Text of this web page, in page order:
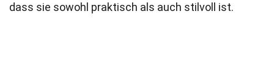
dass sie sowohl praktisch als auch stilvoll ist.